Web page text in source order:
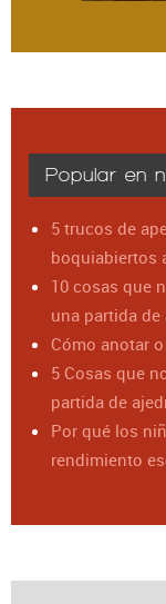
Popular en
5 trucos de
boquiabiertos
10 cosas que
una partida de
Cómo anotar
5 Cosas que
partida de
Por qué los
rendimiento